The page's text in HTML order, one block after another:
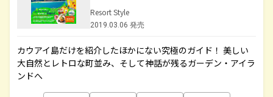
Resort Style
2019.03.06 発売
カウアイ島だけを紹介したほかにない究極のガイド！ 美しい
大自然とレトロな町並み、そして神話が残るガーデン・アイラ
ンドへ